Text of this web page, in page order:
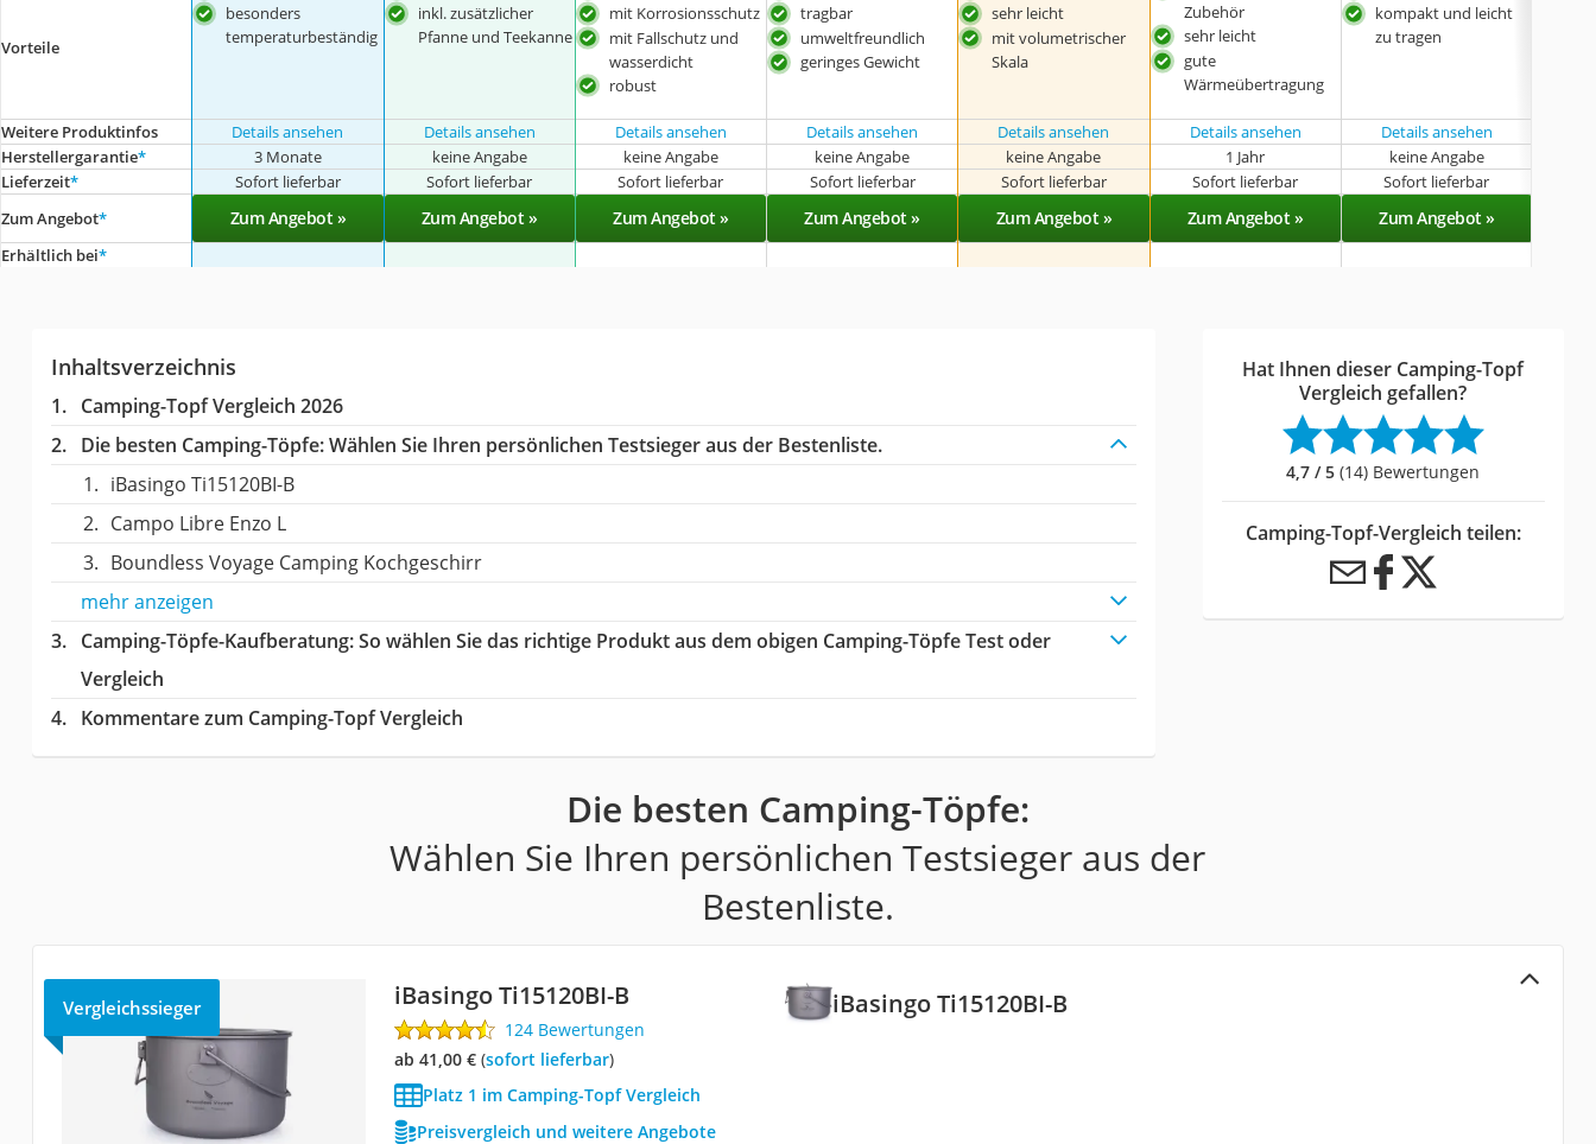
Vorteile
besonders
temperaturbeständig
inkl. zusätzlicher
Pfanne und Teekanne
mit Korrosionsschutz
mit Fallschutz und
wasserdicht
robust
tragbar
umweltfreundlich
geringes Gewicht
sehr leicht
mit volumetrischer
Skala
Zubehör
sehr leicht
gute
Wärmeübertragung
kompakt und leicht
zu tragen
Weitere Produktinfos
Details ansehen Details ansehen Details ansehen Details ansehen Details ansehen Details ansehen
Details ansehen
Herstellergarantie* 3 Monate keine Angabe keine Angabe keine Angabe keine Angabe 1 Jahr keine Angabe
Lieferzeit* Sofort lieferbar Sofort lieferbar Sofort lieferbar Sofort lieferbar Sofort lieferbar Sofort lieferbar Sofort lieferbar
Zum Angebot* Zum Angebot » Zum Angebot » Zum Angebot » Zum Angebot » Zum Angebot » Zum Angebot » Zum Angebot »
Erhältlich bei*
Inhaltsverzeichnis
Camping-Topf Vergleich 2026
Die besten Camping-Töpfe:Wählen Sie Ihren persönlichen Testsieger aus der Bestenliste.
iBasingo Ti15120BI-B
Campo Libre Enzo L
Boundless Voyage Camping Kochgeschirr
mehr anzeigen
Camping-Töpfe-Kaufberatung: So wählen Sie das richtige Produkt aus dem obigen Camping-Töpfe Test oder
Vergleich
Kommentare zum Camping-Topf Vergleich
Hat Ihnen dieser Camping-Topf
Vergleich gefallen?
4,7 / 5 (14) Bewertungen
Camping-Topf-Vergleich teilen:
Die besten Camping-Töpfe:
Wählen Sie Ihren persönlichen Testsieger aus der
Bestenliste.
iBasingo Ti15120BI-B
Vergleichssieger iBasingo Ti15120BI-B
124 Bewertungen
ab 41,00 €( Sofort lieferbar)
Platz 1 im Camping-Topf Vergleich
Preisvergleich und weitere Angebote